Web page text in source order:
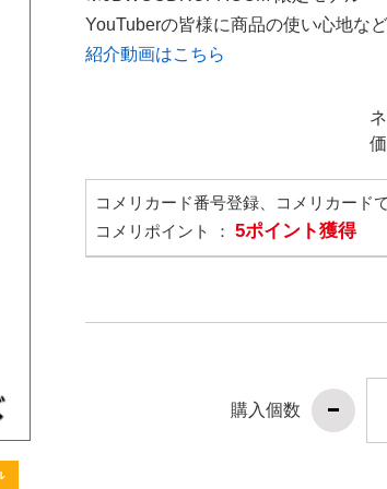
YouTuberの皆様に商品の使い心地な
紹介動画はこちら
コメリカード番号登録、コメリカード
コメリポイント ： 5ポイント獲得
購入個数